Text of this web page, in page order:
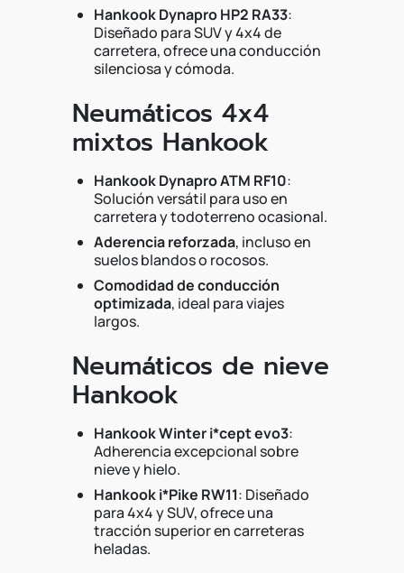
Hankook Dynapro HP2 RA33:
Diseñado para SUV y 4x4 de
carretera, ofrece una conducción
silenciosa y cómoda.
Neumáticos 4x4
mixtos Hankook
Hankook Dynapro ATM RF10:
Solución versátil para uso en
carretera y todoterreno ocasional.
Aderencia reforzada, incluso en
suelos blandos o rocosos.
Comodidad de conducción
optimizada, ideal para viajes
largos.
Neumáticos de nieve
Hankook
Hankook Winter i*cept evo3:
Adherencia excepcional sobre
nieve y hielo.
Hankook i*Pike RW11: Diseñado
para 4x4 y SUV, ofrece una
tracción superior en carreteras
heladas.